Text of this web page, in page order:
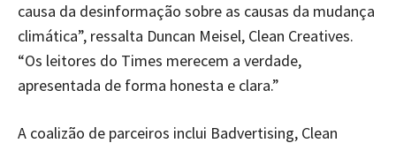
causa da desinformação sobre as causas da mudança
climática”, ressalta Duncan Meisel, Clean Creatives.
“Os leitores do Times merecem a verdade,
apresentada de forma honesta e clara.”
A coalizão de parceiros inclui Badvertising, Clean